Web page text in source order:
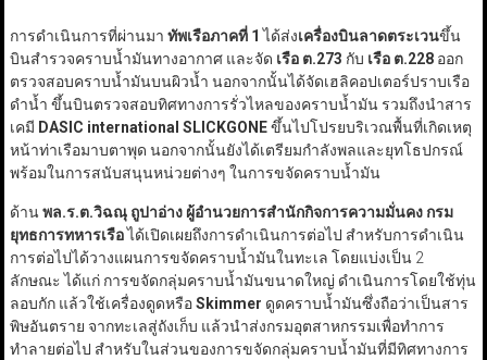
การดำเนินการที่ผ่านมา ทัพเรือภาคที่ 1 ได้ส่งเครื่องบินลาดตระเวนขึ้น
บินสำรวจคราบน้ำมันทางอากาศ และจัด เรือ ต.273 กับ เรือ ต.228ออก
ตรวจสอบคราบน้ำมันบนผิวน้ำ นอกจากนั้นได้จัดเฮลิคอปเตอร์ปราบเรือ
ดำน้ำ ขึ้นบินตรวจสอบทิศทางการรั่วไหลของคราบน้ำมัน รวมถึงนำสาร
เคมี DASIC international SLICKGONEขึ้นไปโปรยบริเวณพื้นที่เกิดเหตุ
หน้าท่าเรือมาบตาพุด นอกจากนั้นยังได้เตรียมกำลังพลและยุทโธปกรณ์
พร้อมในการสนับสนุนหน่วยต่างๆ ในการขจัดคราบน้ำมัน
ด้านพล.ร.ต.วิฉณุ ถูปาอ่าง ผู้อำนวยการสำนักกิจการความมั่นคง กรม
ยุทธการทหารเรือได้เปิดเผยถึงการดำเนินการต่อไป สำหรับการดำเนิน
การต่อไปได้วางแผนการขจัดคราบน้ำมันในทะเล โดยแบ่งเป็น 2
ลักษณะ ได้แก่ การขจัดกลุ่มคราบน้ำมันขนาดใหญ่ ดำเนินการโดยใช้ทุ่น
ลอบกัก แล้วใช้เครื่องดูดหรือSkimmer ดูดคราบน้ำมันซึ่งถือว่าเป็นสาร
พิษอันตราย จากทะเลสู่ถังเก็บ แล้วนำส่งกรมอุตสาหกรรมเพื่อทำการ
ทำลายต่อไป สำหรับในส่วนของการขจัดกลุ่มคราบน้ำมันที่มีทิศทางการ